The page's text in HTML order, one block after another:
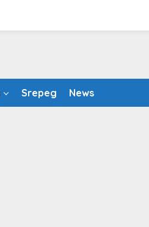
Srepeg News